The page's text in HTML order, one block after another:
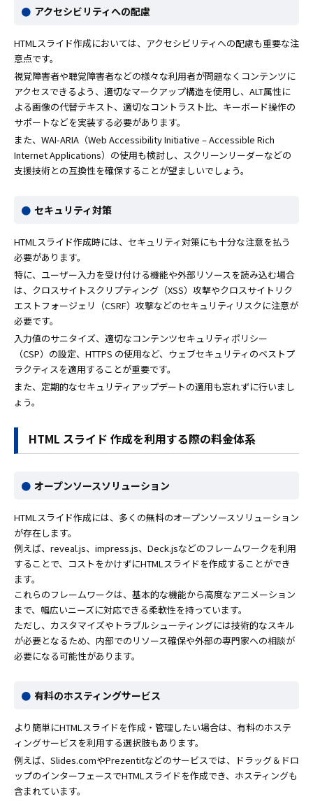
アクセシビリティへの配慮
HTMLスライド作成においては、アクセシビリティへの配慮も重要な注
意点です。
視覚障害者や聴覚障害者などの様々な利用者が問題なくコンテンツに
アクセスできるよう、適切なマークアップ構造を使用し、ALT属性に
よる画像の代替テキスト、適切なコントラスト比、キーボード操作の
サポートなどを実装する必要があります。
また、WAI-ARIA（Web Accessibility Initiative – Accessible Rich
Internet Applications）の使用も検討し、スクリーンリーダーなどの
支援技術との互換性を確保することが望ましいでしょう。
セキュリティ対策
HTMLスライド作成時には、セキュリティ対策にも十分な注意を払う
必要があります。
特に、ユーザー入力を受け付ける機能や外部リソースを読み込む場合
は、クロスサイトスクリプティング（XSS）攻撃やクロスサイトリク
エストフォージェリ（CSRF）攻撃などのセキュリティリスクに注意が
必要です。
入力値のサニタイズ、適切なコンテンツセキュリティポリシー
（CSP）の設定、HTTPS の使用など、ウェブセキュリティのベストプ
ラクティスを適用することが重要です。
また、定期的なセキュリティアップデートの適用も忘れずに行いまし
ょう。
HTML スライド 作成を利用する際の料金体系
オープンソースソリューション
HTMLスライド作成には、多くの無料のオープンソースソリューション
が存在します。
例えば、reveal.js、impress.js、Deck.jsなどのフレームワークを利用
することで、コストをかけずにHTMLスライドを作成することができ
ます。
これらのフレームワークは、基本的な機能から高度なアニメーション
まで、幅広いニーズに対応できる柔軟性を持っています。
ただし、カスタマイズやトラブルシューティングには技術的なスキル
が必要となるため、内部でのリソース確保や外部の専門家への相談が
必要になる可能性があります。
有料のホスティングサービス
より簡単にHTMLスライドを作成・管理したい場合は、有料のホステ
ィングサービスを利用する選択肢もあります。
例えば、Slides.comやPrezentitなどのサービスでは、ドラッグ＆ドロ
ップのインターフェースでHTMLスライドを作成でき、ホスティングも
含まれています。